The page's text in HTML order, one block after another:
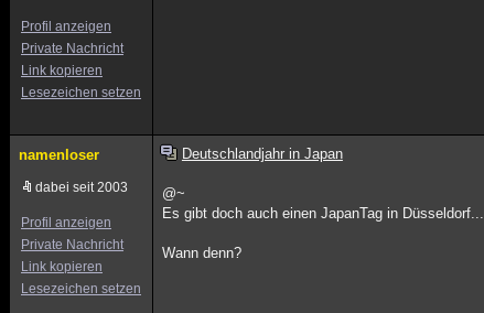
Profil anzeigen
Private Nachricht
Link kopieren
Lesezeichen setzen
namenloser
dabei seit 2003
Profil anzeigen
Private Nachricht
Link kopieren
Lesezeichen setzen
Deutschlandjahr in Japan
@~
Es gibt doch auch einen JapanTag in Düsseldorf...
Wann denn?